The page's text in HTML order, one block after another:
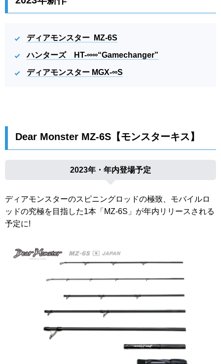
ディアモンスター MZ-6S
ハンターズ HT-∞∞“Gamechanger”
ディアモンスター MGX-∞S
Dear Monster MZ-6S【モンスターキス】
2023年・年内登場予定
ディアモンスターのスピニングロッドの極致、モバイルロ
ッドの究極を目指した1本「MZ-6S」が年内リリースされる
予定に!